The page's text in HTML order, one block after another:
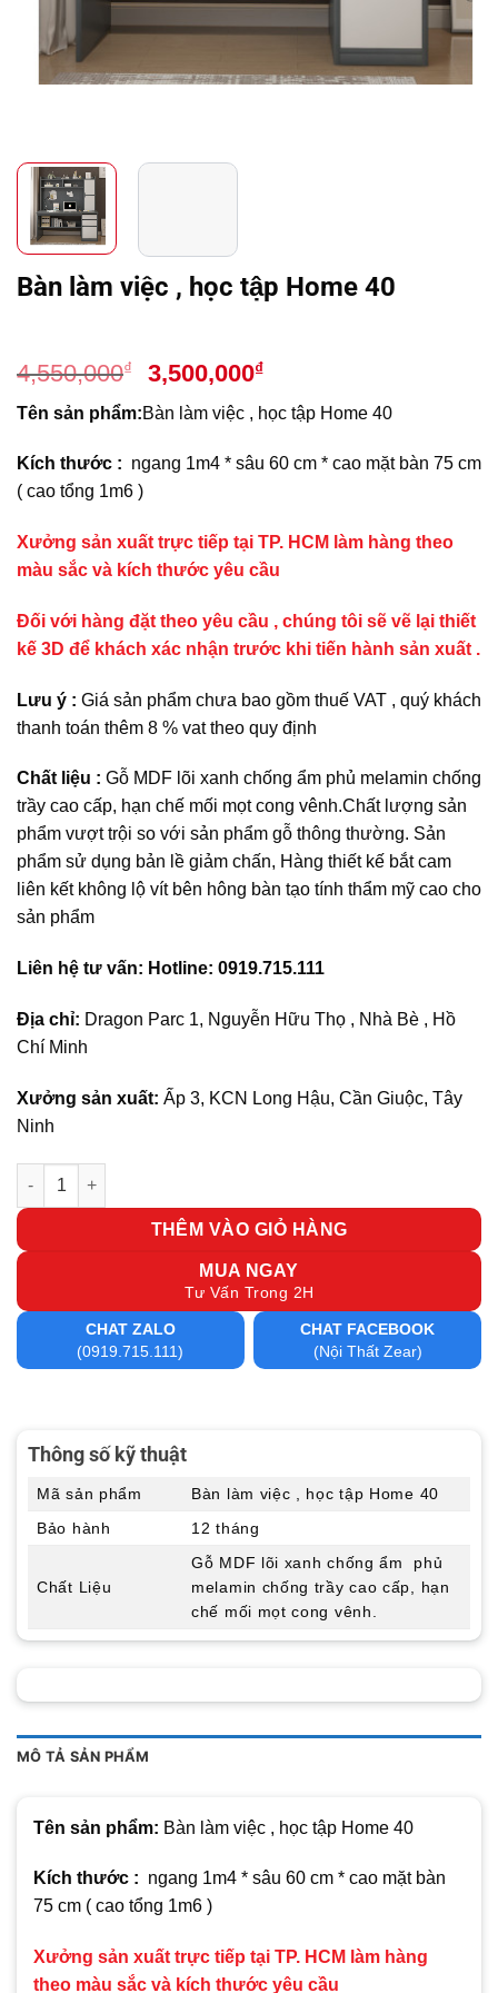
Bàn làm việc , học tập Home 40
4,550,000₫
Giá
gốc
là:
4,550,000₫.
3,500,000₫Giá
hiện
tại
là:
3,500,000₫.
Tên sản phẩm:Bàn làm việc , học tập Home 40
Kích thước : ngang 1m4 * sâu 60 cm * cao mặt bàn 75 cm
( cao tổng 1m6 )
Xưởng sản xuất trực tiếp tại TP. HCM làm hàng theo
màu sắc và kích thước yêu cầu
Đối với hàng đặt theo yêu cầu , chúng tôi sẽ vẽ lại thiết
kế 3D để khách xác nhận trước khi tiến hành sản xuất .
Lưu ý : Giá sản phẩm chưa bao gồm thuế VAT , quý khách
thanh toán thêm 8 % vat theo quy định
Chất liệu : Gỗ MDF lõi xanh chống ẩm phủ melamin chống
trầy cao cấp, hạn chế mối mọt cong vênh.Chất lượng sản
phẩm vượt trội so với sản phẩm gỗ thông thường. Sản
phẩm sử dụng bản lề giảm chấn, Hàng thiết kế bắt cam
liên kết không lộ vít bên hông bàn tạo tính thẩm mỹ cao cho
sản phẩm
Liên hệ tư vấn: Hotline: 0919.715.111
Địa chỉ: Dragon Parc 1, Nguyễn Hữu Thọ , Nhà Bè , Hồ
Chí Minh
Xưởng sản xuất: Ấp 3, KCN Long Hậu, Cần Giuộc, Tây
Ninh
Bàn làm việc , học tập Home 40 số lượng
THÊM VÀO GIỎ HÀNG
MUA NGAY
Tư Vấn Trong 2H
CHAT ZALO
(0919.715.111)
CHAT FACEBOOK
(Nội Thất Zear)
MÔ TẢ SẢN PHẨM
Tên sản phẩm: Bàn làm việc , học tập Home 40
Kích thước : ngang 1m4 * sâu 60 cm * cao mặt bàn
75 cm ( cao tổng 1m6 )
Xưởng sản xuất trực tiếp tại TP. HCM làm hàng
theo màu sắc và kích thước yêu cầu
Thông số kỹ thuật
Mã sản phẩm
Bàn làm việc , học tập Home 40
Bảo hành
12 tháng
Chất Liệu
Gỗ MDF lõi xanh chống ẩm phủ
melamin chống trầy cao cấp, hạn
chế mối mọt cong vênh.